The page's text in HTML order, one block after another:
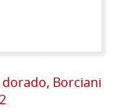
Borciani